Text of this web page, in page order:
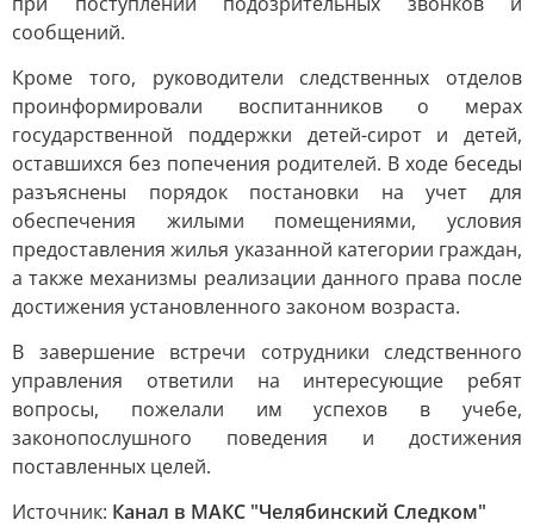
сообщений.
Кроме того, руководители следственных отделов
проинформировали воспитанников о мерах
государственной поддержки детей-сирот и детей,
оставшихся без попечения родителей. В ходе беседы
разъяснены порядок постановки на учет для
обеспечения жилыми помещениями, условия
предоставления жилья указанной категории граждан,
а также механизмы реализации данного права после
достижения установленного законом возраста.
В завершение встречи сотрудники следственного
управления ответили на интересующие ребят
вопросы, пожелали им успехов в учебе,
законопослушного поведения и достижения
поставленных целей.
Источник: Канал в МАКС "Челябинский Следком"